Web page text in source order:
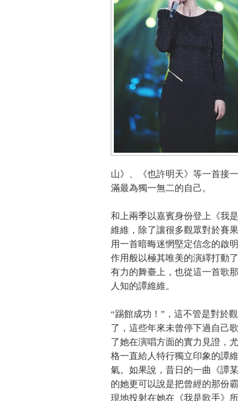
山》、《也許明天》等一首接
滿最為獨一無二的自己。
和上兩季以嘉賓身份登上《我
維維，除了讓很多觀眾對於賽
用一首暗晦迷惘堅定信念的啟
作用般以極其唯美的演繹打動
有力的舞臺上，也從這一首歌
人知的譚維維。
“踢館成功！”，這不管是對於
了，這些年來未曾停下過自己
了她在演唱方面的實力見證，
格一直給人特行獨立印象的譚
氣。如果說，昔日的一曲《譚
的她更可以說是把曾經的那份
現地投射在她在《我是歌手》